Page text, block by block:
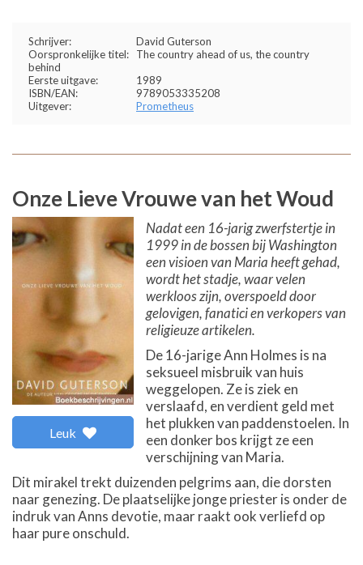
Schrijver:
David Guterson
Oorspronkelijke titel:
The country ahead of us, the country
behind
Eerste uitgave:
1989
ISBN/EAN:
9789053335208
Uitgever:
Prometheus
Onze Lieve Vrouwe van het Woud
Leuk
Nadat een 16-jarig zwerfstertje in
1999 in de bossen bij Washington
een visioen van Maria heeft gehad,
wordt het stadje, waar velen
werkloos zijn, overspoeld door
gelovigen, fanatici en verkopers van
religieuze artikelen.
De 16-jarige Ann Holmes is na
seksueel misbruik van huis
weggelopen. Ze is ziek en
verslaafd, en verdient geld met
het plukken van paddenstoelen. In
een donker bos krijgt ze een
verschijning van Maria.
Dit mirakel trekt duizenden pelgrims aan, die dorsten
naar genezing. De plaatselijke jonge priester is onder de
indruk van Anns devotie, maar raakt ook verliefd op
haar pure onschuld.